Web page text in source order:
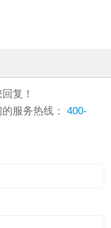
复！
服务热线： 400-